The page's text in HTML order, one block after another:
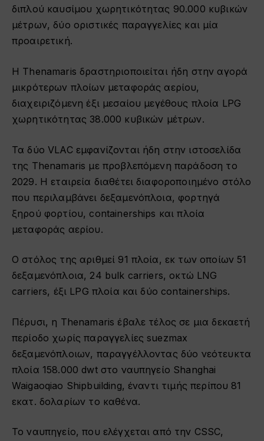
διπλού καυσίμου χωρητικότητας 90.000 κυβικών
μέτρων, δύο οριστικές παραγγελίες και μία
προαιρετική.
Η Thenamaris δραστηριοποιείται ήδη στην αγορά
μικρότερων πλοίων μεταφοράς αερίου,
διαχειριζόμενη έξι μεσαίου μεγέθους πλοία LPG
χωρητικότητας 38.000 κυβικών μέτρων.
Τα δύο VLAC εμφανίζονται ήδη στην ιστοσελίδα
της Thenamaris με προβλεπόμενη παράδοση το
2029. Η εταιρεία διαθέτει διαφοροποιημένο στόλο
που περιλαμβάνει δεξαμενόπλοια, φορτηγά
ξηρού φορτίου, containerships και πλοία
μεταφοράς αερίου.
Ο στόλος της αριθμεί 91 πλοία, εκ των οποίων 51
δεξαμενόπλοια, 24 bulk carriers, οκτώ LNG
carriers, έξι LPG πλοία και δύο containerships.
Πέρυσι, η Thenamaris έβαλε τέλος σε μια δεκαετή
περίοδο χωρίς παραγγελίες suezmax
δεξαμενόπλοιων, παραγγέλλοντας δύο νεότευκτα
πλοία 158.000 dwt στο ναυπηγείο Shanghai
Waigaoqiao Shipbuilding, έναντι τιμής περίπου 81
εκατ. δολαρίων το καθένα.
Το ναυπηγείο, που ελέγχεται από την CSSC,